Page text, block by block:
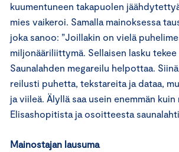
kuumentuneen takapuolen
mies vaikeroi. Samalla mainoksessa
joka sanoo: ”Joillakin on vielä
miljonääriliittymä. Sellaisen lasku tekee
Saunalahden megareilu helpottaa.
reilusti puhetta, tekstareita ja dataa,
ja viileä. Älyllä saa usein enemmän kuin
Elisashopitista ja osoitteesta
Mainostajan lausuma